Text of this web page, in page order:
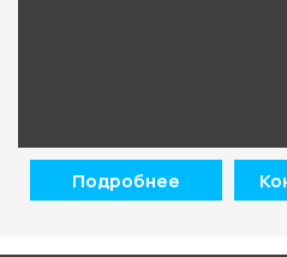
Подробнее